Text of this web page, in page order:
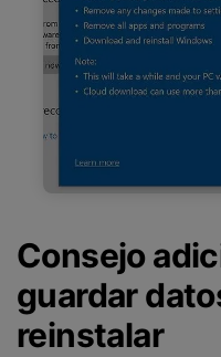
Consejo
guardar
reinstalar